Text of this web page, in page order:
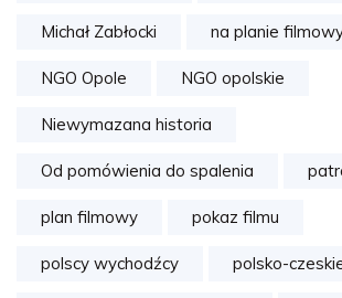
Michał Zabłocki na planie
NGO Opole NGO opolskie
Niewymazana historia
Od pomówienia do spalenia
plan filmowy pokaz filmu
polscy wychodźcy polsko-